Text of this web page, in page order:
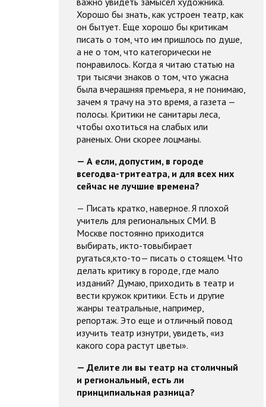
Хорошо бы знать, как устроен театр, как
он бытует. Еще хорошо бы критикам
писать о том, что им пришлось по душе,
а не о том, что категорически не
понравилось. Когда я читаю статью на
три тысячи знаков о том, что ужасна
была вчерашняя премьера, я не понимаю,
зачем я трачу на это время, а газета —
полосы. Критики не санитары леса,
чтобы охотиться на слабых или
раненых. Они скорее лоцманы.
— А если, допустим, в городе
всегодва-тритеатра, и для всех них
сейчас не лучшие времена?
— Писать кратко, наверное. Я плохой
учитель для региональных СМИ. В
Москве постоянно приходится
выбирать, икто-товыбирает
ругаться,кто-то— писать о стоящем. Что
делать критику в городе, где мало
изданий? Думаю, приходить в театр и
вести кружок критики. Есть и другие
жанры театральные, например,
репортаж. Это еще и отличный повод
изучить театр изнутри, увидеть, «из
какого сора растут цветы».
— Делите ли вы театр на столичный
и региональный, есть ли
принципиальная разница?